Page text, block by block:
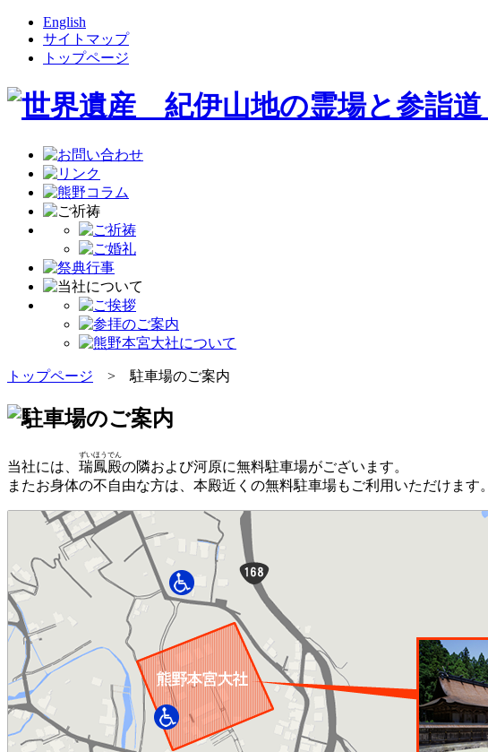
English
サイトマップ
トップページ
トップページ > 駐車場のご案内
当社には、 瑞鳳殿
ずいほうでん
の隣および河原に無料駐車場がございます。
またお身体の不自由な方は、本殿近くの無料駐車場もご利用いただけます。